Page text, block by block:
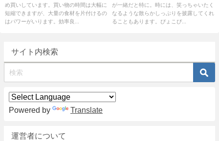
め買いしています。買い物の時間は大幅に
短縮できますが、大量の食材を片付けるの
はパワーがいります。効率良...
が一緒だと特に。時には、笑っちゃいたく
なるような散らかしっぷりを披露してくれ
ることもあります。ぴょこぴ...
サイト内検索
Powered by Translate
運営者について